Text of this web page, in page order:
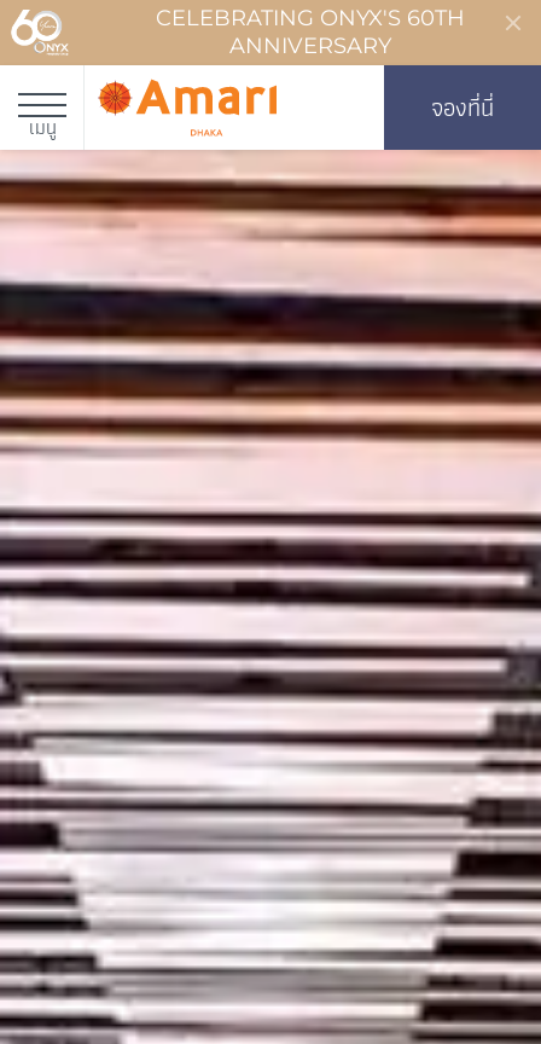
CELEBRATING ONYX'S 60TH
ANNIVERSARY
เมนู
จองที่นี่